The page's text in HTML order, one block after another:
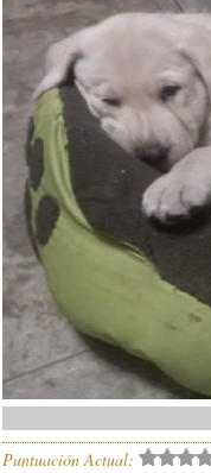
Puntuación Actual: